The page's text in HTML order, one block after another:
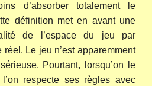
d’absorber totalement le
définition met en avant une
de l’espace du jeu par
réel. Le jeu n’est apparemment
Pourtant, lorsqu’on le
respecte ses règles avec